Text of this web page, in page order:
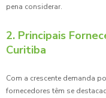
pena considerar.
2. Principais
Curitiba
Com a crescente demanda
fornecedores têm se